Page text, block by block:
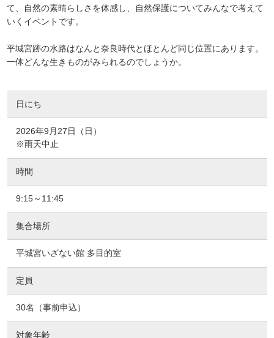
て、自然の素晴らしさを体感し、自然保護についてみんなで考えて
いくイベントです。
平城宮跡の水路はなんと奈良時代とほとんど同じ位置にあります。
一体どんな生きものがみられるのでしょうか。
日にち
2026年9月27日（日）
※雨天中止
時間
9:15～11:45
集合場所
平城宮いざない館 多目的室
定員
30名（事前申込）
対象年齢